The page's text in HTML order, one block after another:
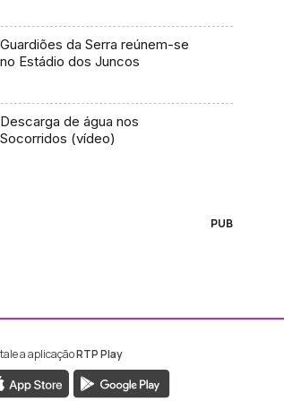
Guardiões da Serra reúnem-se
no Estádio dos Juncos
Descarga de água nos
Socorridos (vídeo)
PUB
Madeira
Madeira
a aplicaçãoRTP Play